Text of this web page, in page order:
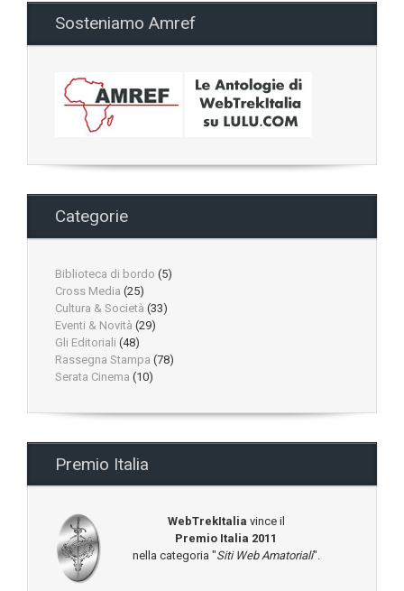
Sosteniamo Amref
Categorie
Biblioteca di bordo (5)
Cross Media (25)
Cultura & Società (33)
Eventi & Novità (29)
Gli Editoriali (48)
Rassegna Stampa (78)
Serata Cinema (10)
Premio Italia
WebTrekItalia vince il
Premio Italia 2011
nella categoria "Siti Web Amatoriali".